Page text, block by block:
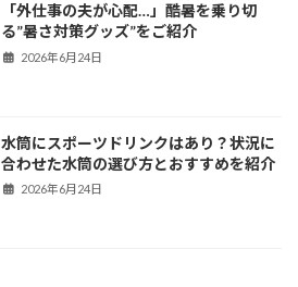
「外仕事の夫が心配…」酷暑を乗り切
る”暑さ対策グッズ”をご紹介
2026年6月24日
水筒にスポーツドリンクはあり？状況に
合わせた水筒の選び方とおすすめを紹介
2026年6月24日